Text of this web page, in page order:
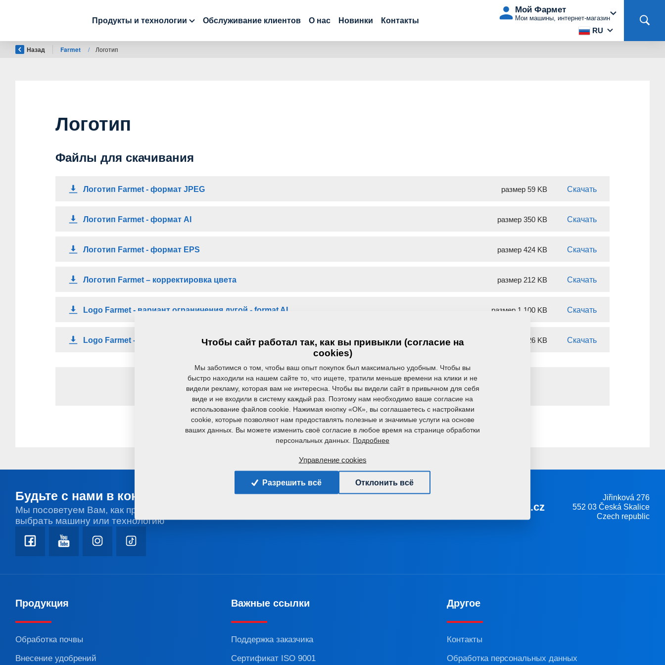
Продукты и технологии Обслуживание клиентов О нас Новинки
Контакты
RU
Мой Фармет
Мои машины, интернет-магазин
Назад Farmet / Логотип
Логотип
Файлы для скачивания
Логотип Farmet - формат JPEG размер 59 KB Скачать
Логотип Farmet - формат AI размер 350 KB Скачать
Логотип Farmet - формат EPS размер 424 KB Скачать
Логотип Farmet – корректировка цвета размер 212 KB Скачать
Logo Farmet - вариант ограничения дугой - format AI размер 1 100 KB Скачать
Logo Farmet - вариант ограничения дугой - format PNG размер 26 KB Скачать
У вас есть вопросы?Обратитесь к нам.
Будьте с нами в контакте
Мы посоветуем Вам, как правильно
выбрать машину или технологию
farmet@farmet.cz
Jiřinková 276
552 03 Česká Skalice
Czech republic
Продукция
Обработка почвы
Внесение удобрений
Важные ссылки
Поддержка заказчика
Сертификат ISO 9001
Другое
Контакты
Обработка персональных данных
Чтобы сайт работал так, как вы привыкли (согласие на
cookies)
Мы заботимся о том, чтобы ваш опыт покупок был максимально удобным. Чтобы вы
быстро находили на нашем сайте то, что ищете, тратили меньше времени на клики и не
видели рекламу, которая вам не интересна. Чтобы вы видели сайт в привычном для себя
виде и не входили в систему каждый раз. Поэтому нам необходимо ваше согласие на
использование файлов cookie. Нажимая кнопку «ОК», вы соглашаетесь с настройками
cookie, которые позволяют нам предоставлять полезные и значимые услуги на основе
ваших данных. Вы можете изменить своё согласие в любое время на странице обработки
персональных данных. Подробнее
Управление cookies
Разрешить всё Отклонить всё